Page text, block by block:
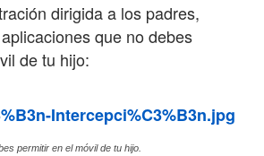
dirigida a los padres,
que no debes
de tu hijo:
permitir en el móvil de tu hijo.